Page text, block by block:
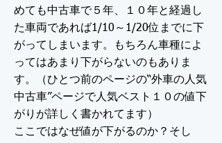
めても中古車で５年、１０年と経過し
た車両であれば1/10～1/20位までに下
がってしまいます。もちろん車種によ
ってはあまり下がらないのもありま
す。（ひとつ前のページの“外車の人気
中古車”ページで人気ベスト１０の値下
がりが詳しく書かれてます）
ここではなぜ値が下がるのか？そし